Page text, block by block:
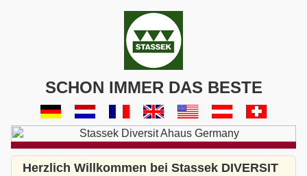
SCHON IMMER DAS BESTE
Herzlich Willkommen bei Stassek DIVERSIT